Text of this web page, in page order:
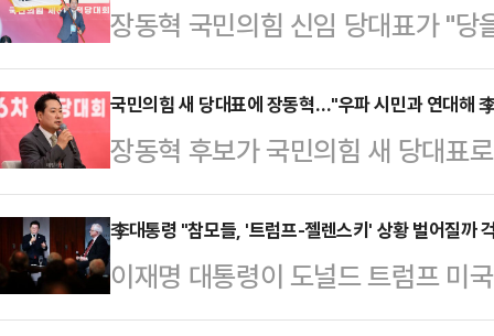
장동혁 국민의힘 신임 당대표가 "
것이 최선일 것"이라면서도 "여전
위협에 빠뜨리는 분들, 당을 분열로
다는 입장"이라고 단언했다.장동혁
회견에서 "오직 국민의힘의 변화와
서 전당대회 기간 외곽에서 응원과
서 이제 미래로 나아가면서 당을
표는 "멈추지 않고…
국민의힘 새 당대표에 장동혁…"우파 시민과 연대해
장동혁 후보가 국민의힘 새 당대표
선출된 장 대표는 내년 6월로 예정
다.국민의힘 전당대회 중앙선거관
열린 당대표 결선 개표 결과 장 후
출됐다고 밝혔다. 김문수 후보는
李대통령 "참모들, '트럼프-젤렌스키' 상황 벌어질까
이재명 대통령이 도널드 트럼프 미
미디어(SNS) 글에 대한 속내를 털